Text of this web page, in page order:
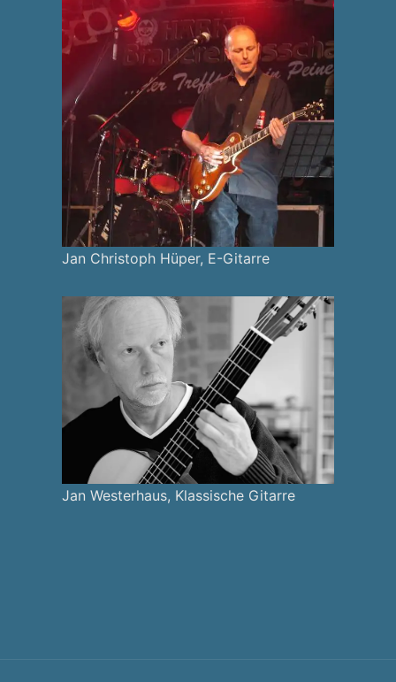
Jan Christoph Hüper, E-Gitarre
Jan Westerhaus, Klassische Gitarre